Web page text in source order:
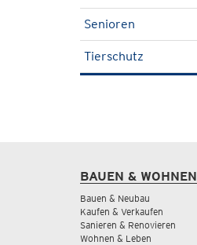
Senioren
Tierschutz
BAUEN & WOHNEN
Bauen & Neubau
Kaufen & Verkaufen
Sanieren & Renovieren
Wohnen & Leben